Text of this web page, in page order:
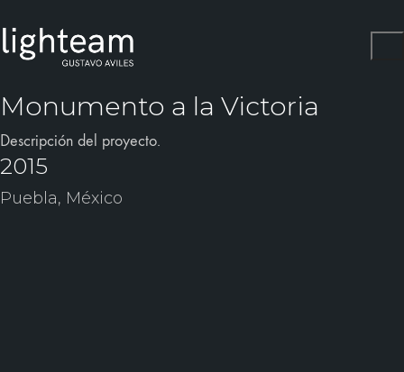
Monumento a la Victoria
Descripción del proyecto.
2015
Puebla, México